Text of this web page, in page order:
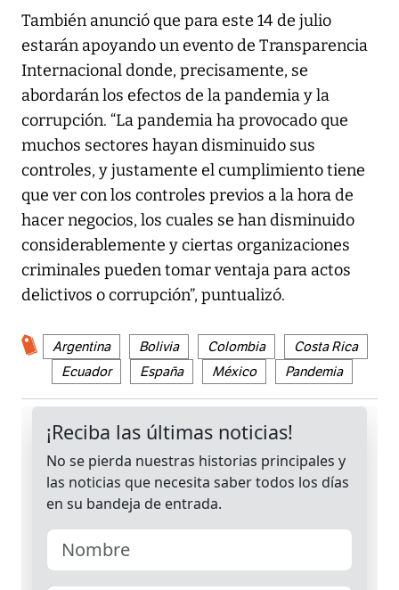
También anunció que para este 14 de julio
estarán apoyando un evento de Transparencia
Internacional donde, precisamente, se
abordarán los efectos de la pandemia y la
corrupción. “La pandemia ha provocado que
muchos sectores hayan disminuido sus
controles, y justamente el cumplimiento tiene
que ver con los controles previos a la hora de
hacer negocios, los cuales se han disminuido
considerablemente y ciertas organizaciones
criminales pueden tomar ventaja para actos
delictivos o corrupción”, puntualizó.
Argentina Bolivia Colombia
Costa Rica
Ecuador
España México Pandemia